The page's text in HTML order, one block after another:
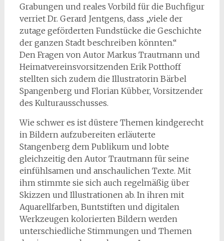
Grabungen und reales Vorbild für die Buchfigur
verriet Dr. Gerard Jentgens, dass „viele der
zutage geförderten Fundstücke die Geschichte
der ganzen Stadt beschreiben könnten.“
Den Fragen von Autor Markus Trautmann und
Heimatvereinsvorsitzenden Erik Potthoff
stellten sich zudem die Illustratorin Bärbel
Spangenberg und Florian Kübber, Vorsitzender
des Kulturausschusses.
Wie schwer es ist düstere Themen kindgerecht
in Bildern aufzubereiten erläuterte
Stangenberg dem Publikum und lobte
gleichzeitig den Autor Trautmann für seine
einfühlsamen und anschaulichen Texte. Mit
ihm stimmte sie sich auch regelmäßig über
Skizzen und Illustrationen ab. In ihren mit
Aquarellfarben, Buntstiften und digitalen
Werkzeugen kolorierten Bildern werden
unterschiedliche Stimmungen und Themen